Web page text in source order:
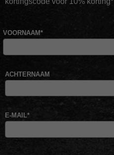
VOORNAAM*
ACHTERNAAM
E-MAIL*